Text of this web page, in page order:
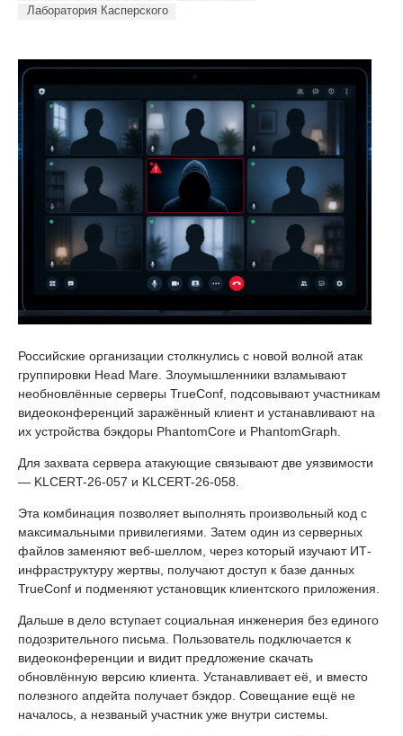
Лаборатория Касперского
Российские организации столкнулись с новой волной атак
группировки Head Mare. Злоумышленники взламывают
необновлённые серверы TrueConf, подсовывают участникам
видеоконференций заражённый клиент и устанавливают на
их устройства бэкдоры PhantomCore и PhantomGraph.
Для захвата сервера атакующие связывают две уязвимости
— KLCERT-26-057 и KLCERT-26-058.
Эта комбинация позволяет выполнять произвольный код с
максимальными привилегиями. Затем один из серверных
файлов заменяют веб-шеллом, через который изучают ИТ-
инфраструктуру жертвы, получают доступ к базе данных
TrueConf и подменяют установщик клиентского приложения.
Дальше в дело вступает социальная инженерия без единого
подозрительного письма. Пользователь подключается к
видеоконференции и видит предложение скачать
обновлённую версию клиента. Устанавливает её, и вместо
полезного апдейта получает бэкдор. Совещание ещё не
началось, а незваный участник уже внутри системы.